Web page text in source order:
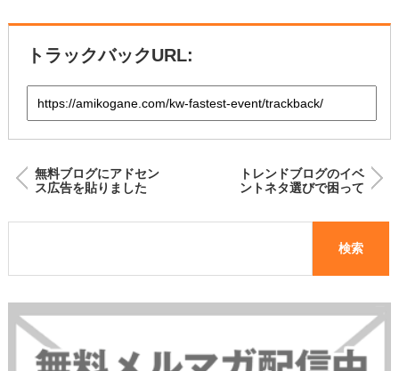
トラックバックURL:
無料ブログにアドセン
ス広告を貼りました
トレンドブログのイベ
ントネタ選びで困って